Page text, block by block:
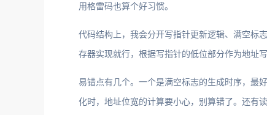
用格雷码也算个好习惯。
代码结构上，我会分开写指针更新逻辑、满空标
存器实现就行，根据写指针的低位部分作为地址
易错点有几个。一个是满空标志的生成时序，最
化时，地址位宽的计算要小心，别算错了。还有